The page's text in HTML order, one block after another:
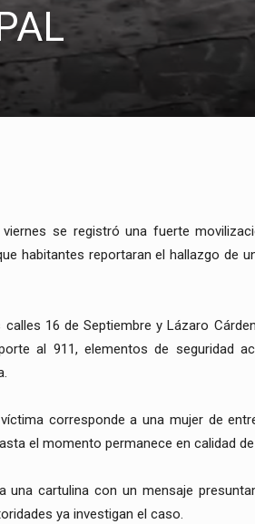
se registró una fuerte
habitantes reportaran el hallazgo de
16 de Septiembre y Lázaro
al 911, elementos de seguridad
corresponde a una mujer de
el momento permanece en calidad
cartulina con un mensaje
ya investigan el caso.